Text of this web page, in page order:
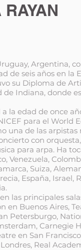
Argentina,
de seis años en la
su Diploma de
Indiana, donde
la edad de once
para el World
una de las arpistas
con
para arpa. Ha
Venezuela,
Suiza,
España, Israel,
las principales
en Buenos Aires,
Petersburgo,
Carnegie
en San
Real